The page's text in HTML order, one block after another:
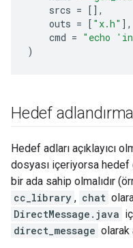
srcs = [],
outs = [ "x.h" ],
cmd = "echo
)
Hedef adlandırma
Hedef adları açıklayıcı
dosyası içeriyorsa
bir ada sahip olmalıdır
cc_library , chat
DirectMessage.java
direct_message olarak